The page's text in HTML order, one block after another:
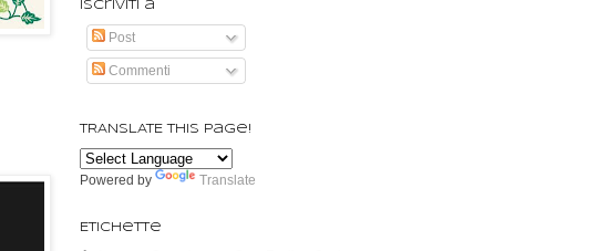
Iscriviti a
Post
Commenti
TRANSLATE this page!
Powered by Translate
Etichette